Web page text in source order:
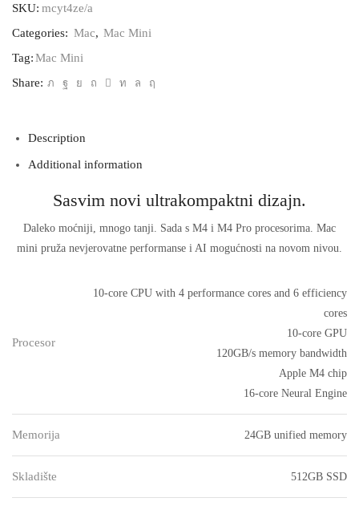
SKU: mcyt4ze/a
Categories: Mac, Mac Mini
Tag:Mac Mini
Share:
Description
Additional information
Sasvim novi ultrakompaktni dizajn.
Daleko moćniji, mnogo tanji. Sada s M4 i M4 Pro procesorima. Mac
mini pruža nevjerovatne performanse i AI mogućnosti na novom nivou.
Procesor
10-core CPU with 4 performance cores and 6 efficiency
cores
10-core GPU
120GB/s memory bandwidth
Apple M4 chip
16-core Neural Engine
Memorija 24GB unified memory
Skladište 512GB SSD